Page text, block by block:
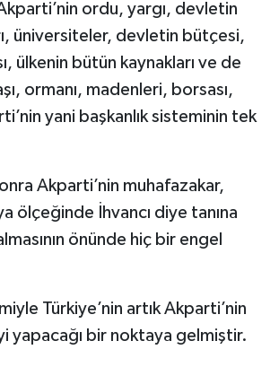
ordu, yargı, devletin
üniversiteler, devletin bütçesi,
ülkenin bütün kaynakları ve de
ormanı, madenleri, borsası,
yani başkanlık sisteminin tek
Akparti’nin muhafazakar,
ölçeğinde İhvancı diye tanına
önünde hiç bir engel
Türkiye’nin artık Akparti’nin
yapacağı bir noktaya gelmiştir.